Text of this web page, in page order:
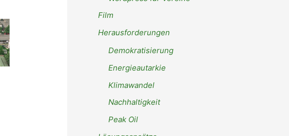
Film
Herausforderungen
Demokratisierung
Energieautarkie
Klimawandel
Nachhaltigkeit
Peak Oil